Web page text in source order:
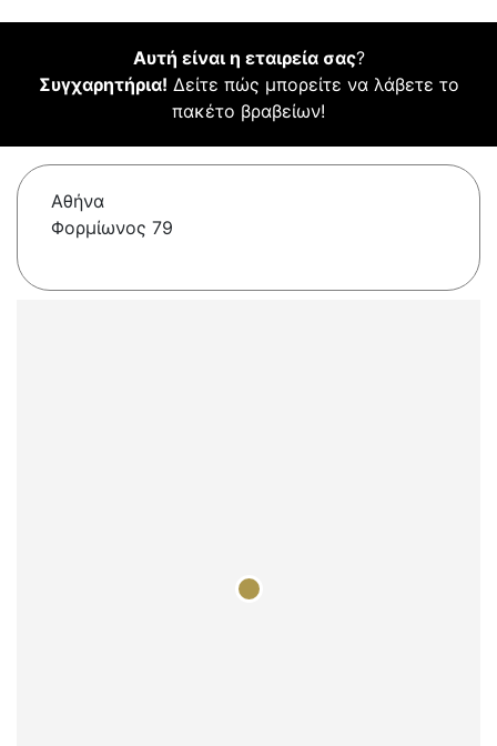
Αυτή είναι η εταιρεία σας?
Συγχαρητήρια! Δείτε πώς μπορείτε να λάβετε το
πακέτο βραβείων!
Αθήνα
Φορμίωνος 79